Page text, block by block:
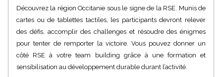
Découvrez la région Occitanie sous le signe de la RSE. Munis de
cartes ou de tablettes tactiles, les participants devront relever
des défis, accomplir des challenges et résoudre des énigmes
pour tenter de remporter la victoire. Vous pouvez donner un
côté RSE à votre team building grâce à une formation et
sensibilisation au développement durable durant l’activité.